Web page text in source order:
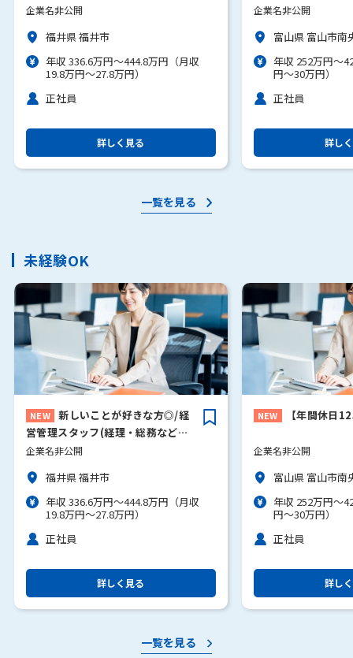
広い事務)
企業名非公開
福井県 福井市
年収 336.6万円～444.8万円（月収
19.8万円～27.8万円）
正社員
詳しく見る
企業名非公開
富山県 富山市南
年収 252万円～
円～30万円）
正社員
詳し
一覧を見る
未経験OK
新しいことが好きな方◎/経
営管理スタッフ(経理・総務など幅
広い事務)
企業名非公開
福井県 福井市
年収 336.6万円～444.8万円（月収
19.8万円～27.8万円）
正社員
詳しく見る
【年間休日
企業名非公開
富山県 富山市南
年収 252万円～
円～30万円）
正社員
詳し
一覧を見る